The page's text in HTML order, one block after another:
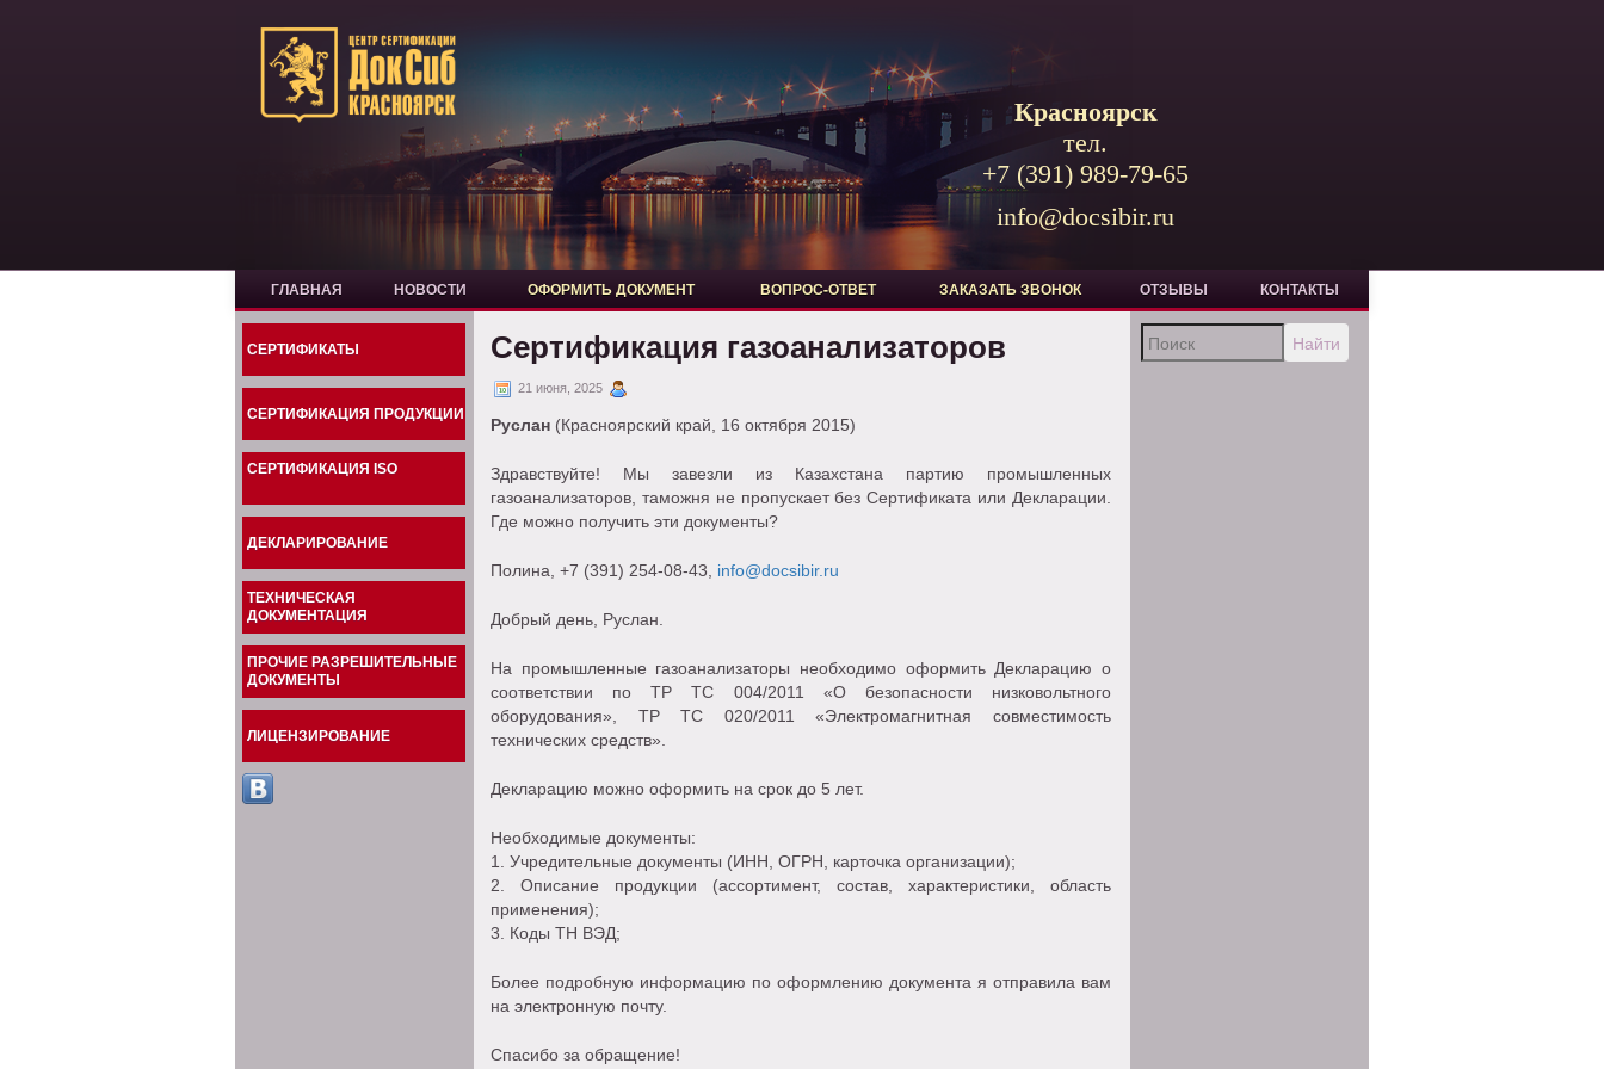
Красноярск
тел.
+7 (391) 989-79-65
info@docsibir.ru
ГЛАВНАЯ НОВОСТИ ОФОРМИТЬ ДОКУМЕНТ ВОПРОС-ОТВЕТ ЗАКАЗАТЬ ЗВОНОК ОТЗЫВЫ КОНТАКТЫ
СЕРТИФИКАТЫ
СЕРТИФИКАЦИЯ ПРОДУКЦИИ
СЕРТИФИКАЦИЯ ISO
ДЕКЛАРИРОВАНИЕ
ТЕХНИЧЕСКАЯ
ДОКУМЕНТАЦИЯ
ПРОЧИЕ РАЗРЕШИТЕЛЬНЫЕ
ДОКУМЕНТЫ
ЛИЦЕНЗИРОВАНИЕ
Сертификация газоанализаторов
21 июня, 2025
Руслан (Красноярский край, 16 октября 2015)
Здравствуйте! Мы завезли из Казахстана партию промышленных
газоанализаторов, таможня не пропускает без Сертификата или Декларации.
Где можно получить эти документы?
Полина , +7 (391) 254-08-43, info@docsibir.ru
Добрый день, Руслан.
На промышленные газоанализаторы необходимо оформить Декларацию о
соответствии по ТР ТС 004/2011 «О безопасности низковольтного
оборудования», ТР ТС 020/2011 «Электромагнитная совместимость
технических средств».
Декларацию можно оформить на срок до 5 лет.
Необходимые документы:
1. Учредительные документы (ИНН, ОГРН, карточка организации);
2. Описание продукции (ассортимент, состав, характеристики, область
применения);
3. Коды ТН ВЭД;
Более подробную информацию по оформлению документа я отправила вам
на электронную почту.
Спасибо за обращение!
Найти